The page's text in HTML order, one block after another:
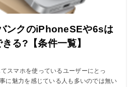
ンクのiPhoneSEや6sは
る?【条件一覧】
スマホを使っているユーザーにとっ
に魅力を感じている人も多いのでは無い